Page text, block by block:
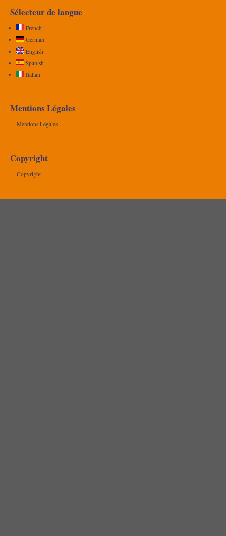
Sélecteur de langue
French
German
English
Spanish
Italian
Mentions Légales
Mentions Légales
Copyright
Copyright